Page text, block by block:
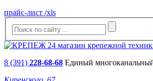
прайс-лист /xls
8 (391) 228-68-68 Единый